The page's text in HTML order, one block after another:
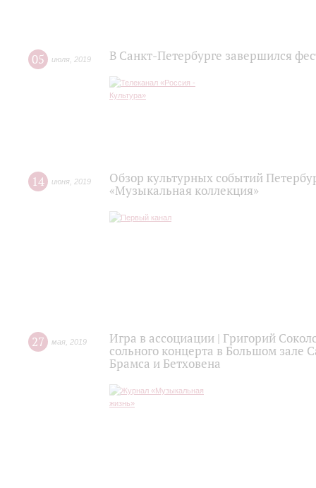
05 июля 2019 В Санкт-Петербурге завершился
14 июня 2019
Обзор культурных событий
«Музыкальная коллекция»
27 мая 2019
Игра в ассоциации | Григорий
сольного концерта в Большом
Брамса и Бетховена